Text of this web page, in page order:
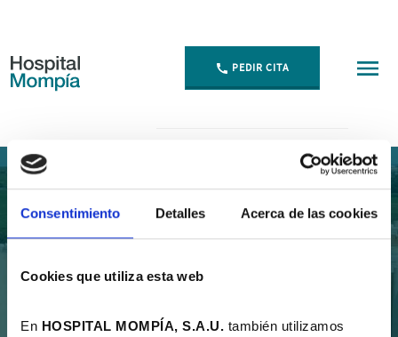
Consentimiento Detalles Acerca de las cookies
Cookies que utiliza esta web
En HOSPITAL MOMPÍA, S.A.U. también utilizamos
PEDIR CITA
resultados - Hospital Mompía